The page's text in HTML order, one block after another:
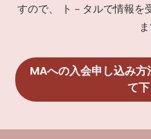
すので、 ト－タルで情報を
MAへの入会申し込み
て下